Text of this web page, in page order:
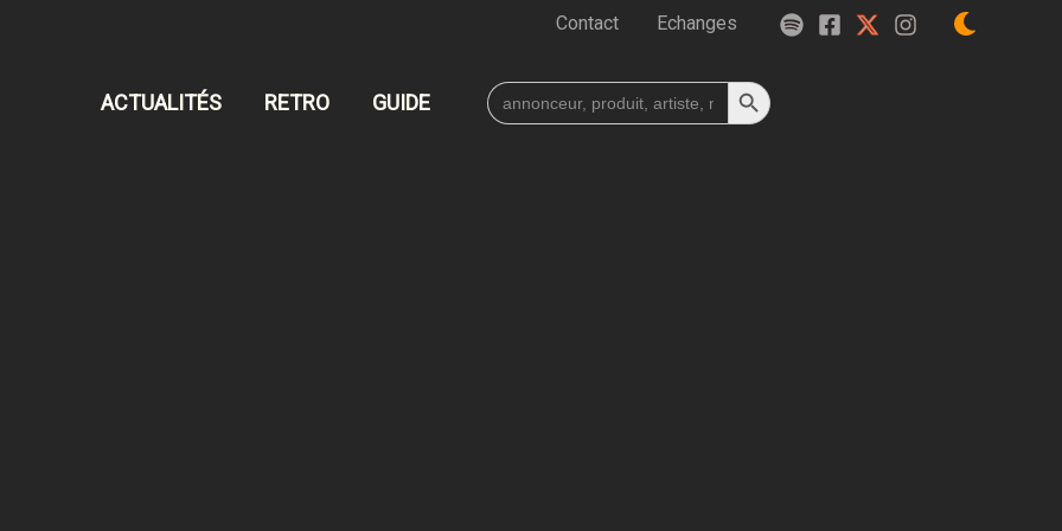
Contact Echanges
ACTUALITÉS RETRO GUIDE
Search
for:
Search Button